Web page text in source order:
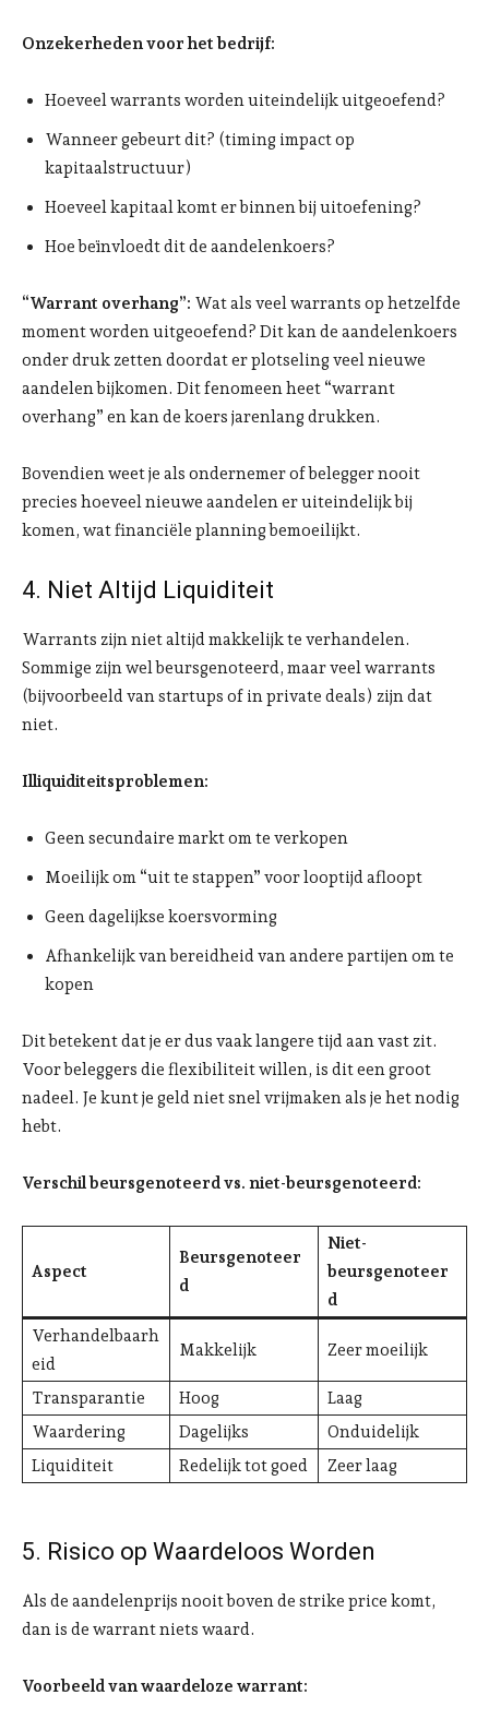
Onzekerheden voor het bedrijf:
Hoeveel warrants worden uiteindelijk uitgeoefend?
Wanneer gebeurt dit? (timing impact op
kapitaalstructuur)
Hoeveel kapitaal komt er binnen bij uitoefening?
Hoe beïnvloedt dit de aandelenkoers?
“Warrant overhang”: Wat als veel warrants op hetzelfde
moment worden uitgeoefend? Dit kan de aandelenkoers
onder druk zetten doordat er plotseling veel nieuwe
aandelen bijkomen. Dit fenomeen heet “warrant
overhang” en kan de koers jarenlang drukken.
Bovendien weet je als ondernemer of belegger nooit
precies hoeveel nieuwe aandelen er uiteindelijk bij
komen, wat financiële planning bemoeilijkt.
4. Niet Altijd Liquiditeit
Warrants zijn niet altijd makkelijk te verhandelen.
Sommige zijn wel beursgenoteerd, maar veel warrants
(bijvoorbeeld van startups of in private deals) zijn dat
niet.
Illiquiditeitsproblemen:
Geen secundaire markt om te verkopen
Moeilijk om “uit te stappen” voor looptijd afloopt
Geen dagelijkse koersvorming
Afhankelijk van bereidheid van andere partijen om te
kopen
Dit betekent dat je er dus vaak langere tijd aan vast zit.
Voor beleggers die flexibiliteit willen, is dit een groot
nadeel. Je kunt je geld niet snel vrijmaken als je het nodig
hebt.
Verschil beursgenoteerd vs. niet-beursgenoteerd:
Aspect
Beursgenoteer
d
Niet-
beursgenoteer
d
Verhandelbaarh
eid
Makkelijk Zeer moeilijk
Transparantie Hoog
Laag
Waardering
Dagelijks
Onduidelijk
Liquiditeit
Redelijk tot goed Zeer laag
5. Risico op Waardeloos Worden
Als de aandelenprijs nooit boven de strike price komt,
dan is de warrant niets waard.
Voorbeeld van waardeloze warrant: